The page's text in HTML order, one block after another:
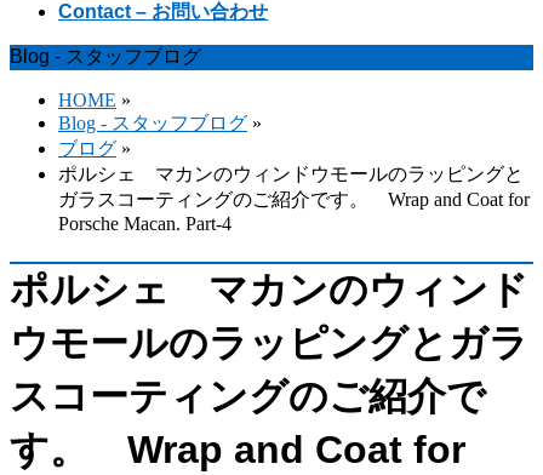
Contact – お問い合わせ
Blog - スタッフブログ
HOME »
Blog - スタッフブログ »
ブログ »
ポルシェ マカンのウィンドウモールのラッピングと
ガラスコーティングのご紹介です。 Wrap and Coat for
Porsche Macan. Part-4
ポルシェ マカンのウィンド
ウモールのラッピングとガラ
スコーティングのご紹介で
す。 Wrap and Coat for